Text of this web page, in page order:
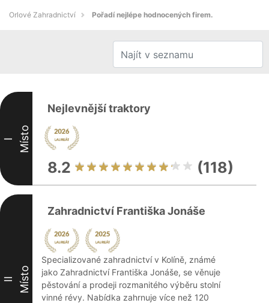
Orlové Zahradnictví Pořadí nejlépe hodnocených firem.
I Místo
Nejlevnější traktory
8.2 (118)
II Místo
Zahradnictví Františka Jonáše
Specializované zahradnictví v Kolíně, známé
jako Zahradnictví Františka Jonáše, se věnuje
pěstování a prodeji rozmanitého výběru stolní
vinné révy. Nabídka zahrnuje více než 120